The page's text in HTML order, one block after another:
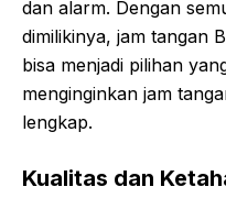
dan alarm. Dengan
dimilikinya, jam tangan
bisa menjadi pilihan
menginginkan jam
lengkap.
Kualitas dan